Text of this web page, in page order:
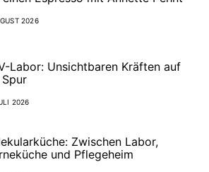
2026
Labor: Unsichtbaren Kräften auf
2026
Zwischen Labor,
und Pflegeheim